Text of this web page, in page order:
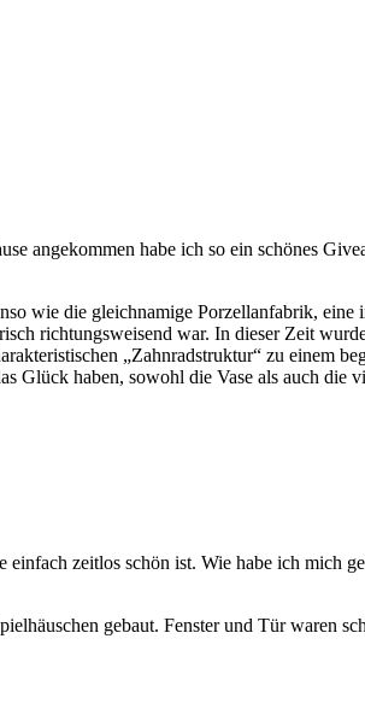
angekommen habe ich so ein schönes
wie die gleichnamige Porzellanfabrik, eine
richtungsweisend war. In dieser Zeit
„Zahnradstruktur“ zu einem
Glück haben, sowohl die Vase als auch die
zeitlos schön ist. Wie habe ich mich
gebaut. Fenster und Tür waren